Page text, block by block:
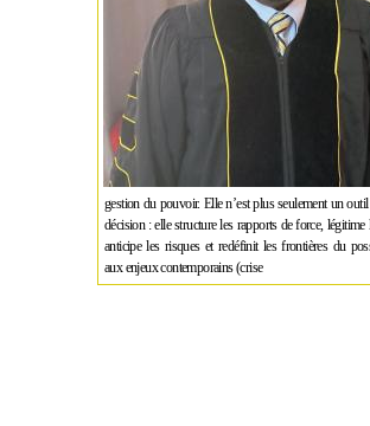
gestion du pouvoir. Elle n’est plus seulement un outil
décision : elle structure les rapports de force, légitime
anticipe les risques et redéfinit les frontières du
aux enjeux contemporains (crise